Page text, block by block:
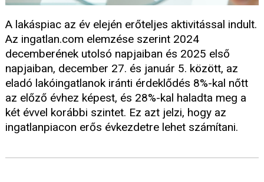
A lakáspiac az év elején erőteljes aktivitással indult.
Az ingatlan.com elemzése szerint 2024
decemberének utolsó napjaiban és 2025 első
napjaiban, december 27. és január 5. között, az
eladó lakóingatlanok iránti érdeklődés 8%-kal nőtt
az előző évhez képest, és 28%-kal haladta meg a
két évvel korábbi szintet. Ez azt jelzi, hogy az
ingatlanpiacon erős évkezdetre lehet számítani.